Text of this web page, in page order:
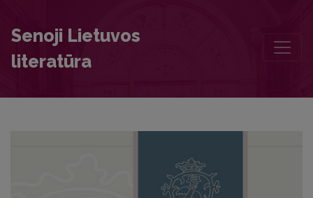
Senoji Lietuvos
literatūra